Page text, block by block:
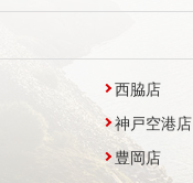
西脇店
神戸空港店
豊岡店